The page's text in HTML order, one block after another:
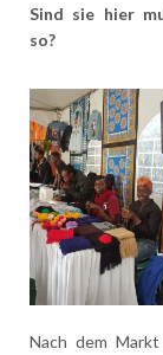
Sind sie hier
so?
Nach dem